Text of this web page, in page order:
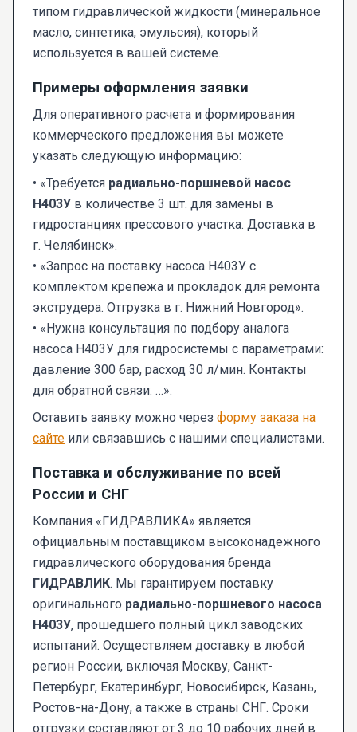
типом гидравлической жидкости (минеральное
масло, синтетика, эмульсия), который
используется в вашей системе.
Примеры оформления заявки
Для оперативного расчета и формирования
коммерческого предложения вы можете
указать следующую информацию:
• «Требуется радиально-поршневой насос
Н403У в количестве 3 шт. для замены в
гидростанциях прессового участка. Доставка в
г. Челябинск».
• «Запрос на поставку насоса Н403У с
комплектом крепежа и прокладок для ремонта
экструдера. Отгрузка в г. Нижний Новгород».
• «Нужна консультация по подбору аналога
насоса Н403У для гидросистемы с параметрами:
давление 300 бар, расход 30 л/мин. Контакты
для обратной связи: …».
Оставить заявку можно через форму заказа на
сайте или связавшись с нашими специалистами.
Поставка и обслуживание по всей
России и СНГ
Компания «ГИДРАВЛИКА» является
официальным поставщиком высоконадежного
гидравлического оборудования бренда
ГИДРАВЛИК. Мы гарантируем поставку
оригинального радиально-поршневого насоса
Н403У, прошедшего полный цикл заводских
испытаний. Осуществляем доставку в любой
регион России, включая Москву, Санкт-
Петербург, Екатеринбург, Новосибирск, Казань,
Ростов-на-Дону, а также в страны СНГ. Сроки
отгрузки составляют от 3 до 10 рабочих дней в